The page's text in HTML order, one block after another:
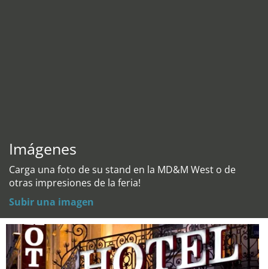
Imágenes
Carga una foto de su stand en la MD&M West o de
otras impresiones de la feria!
Subir una imagen